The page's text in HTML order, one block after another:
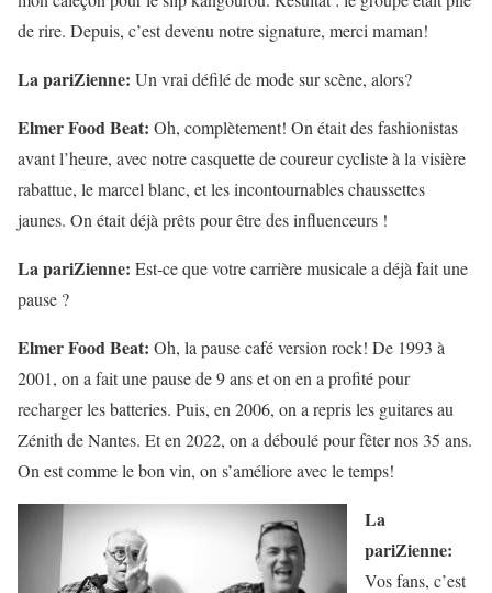
de rire. Depuis, c’est devenu notre signature, merci maman!
La pariZienne: Un vrai défilé de mode sur scène, alors?
Elmer Food Beat: Oh, complètement! On était des fashionistas
avant l’heure, avec notre casquette de coureur cycliste à la visière
rabattue, le marcel blanc, et les incontournables chaussettes
jaunes. On était déjà prêts pour être des influenceurs !
La pariZienne: Est-ce que votre carrière musicale a déjà fait une
pause ?
Elmer Food Beat: Oh, la pause café version rock! De 1993 à
2001, on a fait une pause de 9 ans et on en a profité pour
recharger les batteries. Puis, en 2006, on a repris les guitares au
Zénith de Nantes. Et en 2022, on a déboulé pour fêter nos 35 ans.
On est comme le bon vin, on s’améliore avec le temps!
La
pariZienne:
Vos fans, c’est